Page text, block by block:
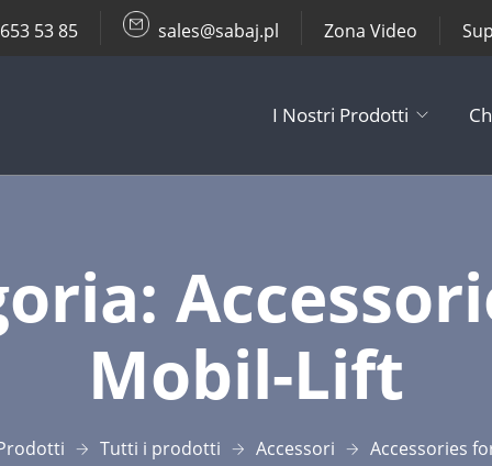
53 85 sales@sabaj.pl Zona Video
I Nostri Prodotti
Supporti da
Altri Prodotti
Mobil-Lift
Tutti i prodotti Accessori Accessories​